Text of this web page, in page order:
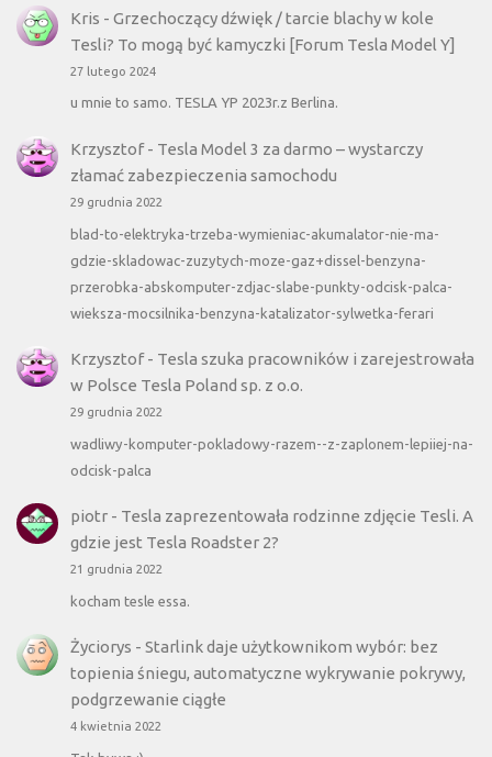
Kris - Grzechoczący dźwięk / tarcie blachy w kole
Tesli? To mogą być kamyczki [Forum Tesla Model Y]
27 lutego 2024
u mnie to samo. TESLA YP 2023r.z Berlina.
Krzysztof- Tesla Model 3 za darmo – wystarczy
złamać zabezpieczenia samochodu
29 grudnia 2022
blad-to-elektryka-trzeba-wymieniac-akumalator-nie-ma-
gdzie-skladowac-zuzytych-moze-gaz+dissel-benzyna-
przerobka-abskomputer-zdjac-slabe-punkty-odcisk-palca-
wieksza-mocsilnika-benzyna-katalizator-sylwetka-ferari
Krzysztof- Tesla szuka pracowników i zarejestrowała
w Polsce Tesla Poland sp. z o.o.
29 grudnia 2022
wadliwy-komputer-pokladowy-razem--z-zaplonem-lepiiej-na-
odcisk-palca
piotr- Tesla zaprezentowała rodzinne zdjęcie Tesli. A
gdzie jest Tesla Roadster 2?
21 grudnia 2022
kocham tesle essa.
Życiorys - Starlink daje użytkownikom wybór: bez
topienia śniegu, automatyczne wykrywanie pokrywy,
podgrzewanie ciągłe
4 kwietnia 2022